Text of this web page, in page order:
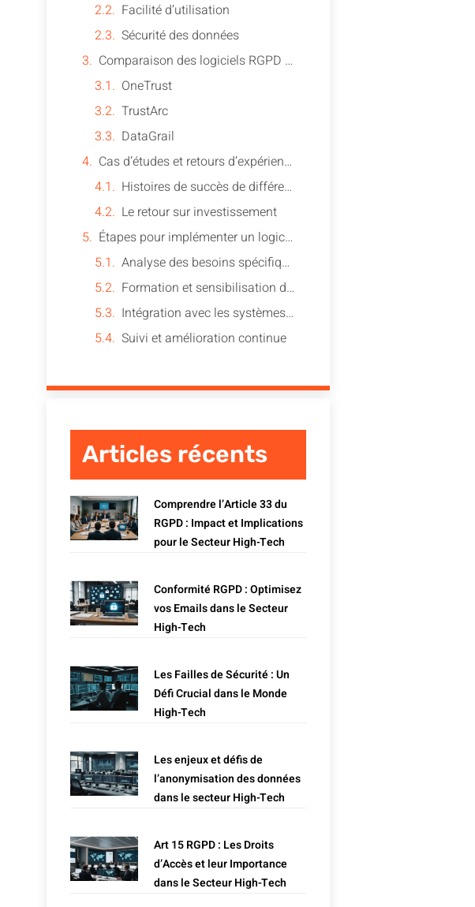
Facilité d’utilisation
Sécurité des données
Comparaison des logiciels RGPD populaires en 2023
OneTrust
TrustArc
DataGrail
Cas d’études et retours d’expérience
Histoires de succès de différentes entreprises
Le retour sur investissement
Étapes pour implémenter un logiciel RGPD dans votre entreprise
Analyse des besoins spécifiques de l’entreprise
Formation et sensibilisation des employés
Intégration avec les systèmes existants
Suivi et amélioration continue
Articles récents
Comprendre l’Article 33 du
RGPD : Impact et Implications
pour le Secteur High-Tech
Conformité RGPD : Optimisez
vos Emails dans le Secteur
High-Tech
Les Failles de Sécurité : Un
Défi Crucial dans le Monde
High-Tech
Les enjeux et défis de
l’anonymisation des données
dans le secteur High-Tech
Art 15 RGPD : Les Droits
d’Accès et leur Importance
dans le Secteur High-Tech